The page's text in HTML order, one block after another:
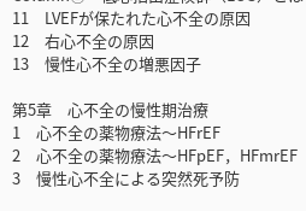
11 LVEFが保たれた心不全の原因
12 右心不全の原因
13 慢性心不全の増悪因子
第5章 心不全の慢性期治療
1 心不全の薬物療法～HFrEF
2 心不全の薬物療法～HFpEF，HFmrEF
3 慢性心不全による突然死予防